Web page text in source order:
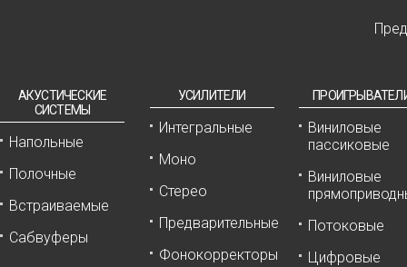
АКУСТИЧЕСКИЕ
СИСТЕМЫ
Напольные
Полочные
Встраиваемые
Сабвуферы
УСИЛИТЕЛИ
Интегральные
Моно
Стерео
Предварительные
Фонокорректоры
Виниловые
пассиковые
Виниловые
Потоковые
Цифровые